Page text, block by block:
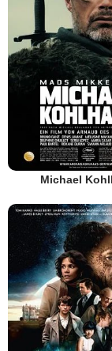
Michael